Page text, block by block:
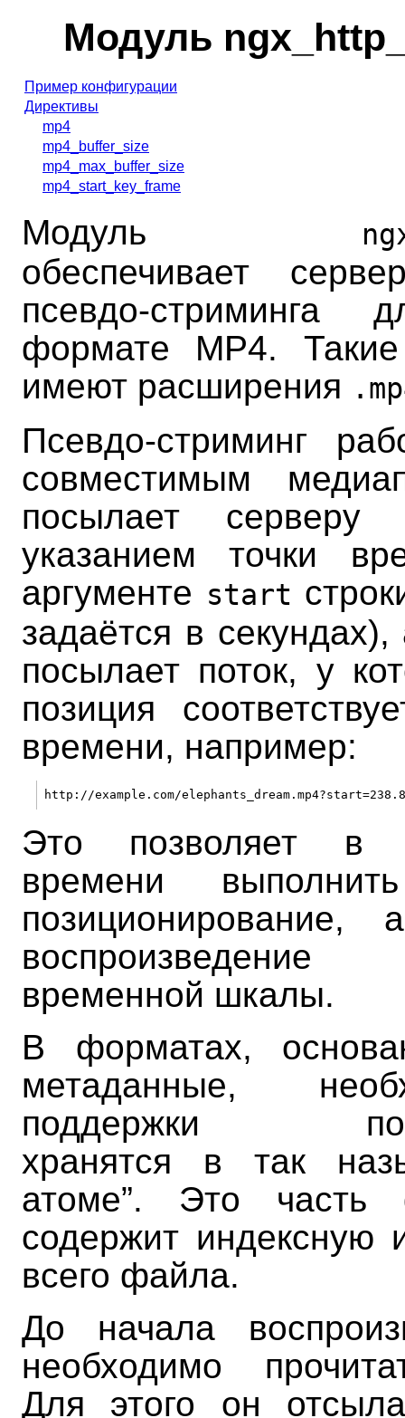
Модуль
Пример конфигурации
Директивы
mp4
mp4_buffer_size
mp4_max_buffer_size
mp4_start_key_frame
Модуль
обеспечивает
псевдо-
формате MP4.
имеют расширения
Псевдо-стриминг
совместимым
посылает серверу
указанием точки
аргументе start
задаётся в
посылает поток, у
позиция
времени, например:
Это позволяет в
времени
позиционирование,
временной шкалы.
В форматах,
метаданные,
поддержки
хранятся в так
атоме”. Это часть
содержит
всего файла.
До начала
необходимо
Для этого он